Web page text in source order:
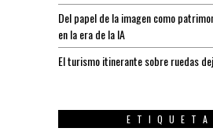
Del papel de la imagen como
en la era de la IA
El turismo itinerante sobre ruedas